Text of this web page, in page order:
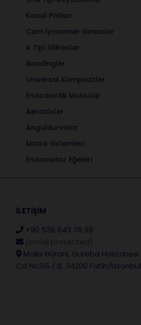
Kanal Patları
Cam İyonomer Simanlar
A Tipi Silikonlar
Bondingler
Universal Kompozitler
Endodontik Motorlar
Aeratörler
Anguldurvalar
Matrix Sistemleri
Endomotor Eğeleri
İLETİŞİM
+90 536 643 78 98
Molla Gürani, Gureba Hastanesi
Cd No:65 / B, 34200 Fatih/İstanbul